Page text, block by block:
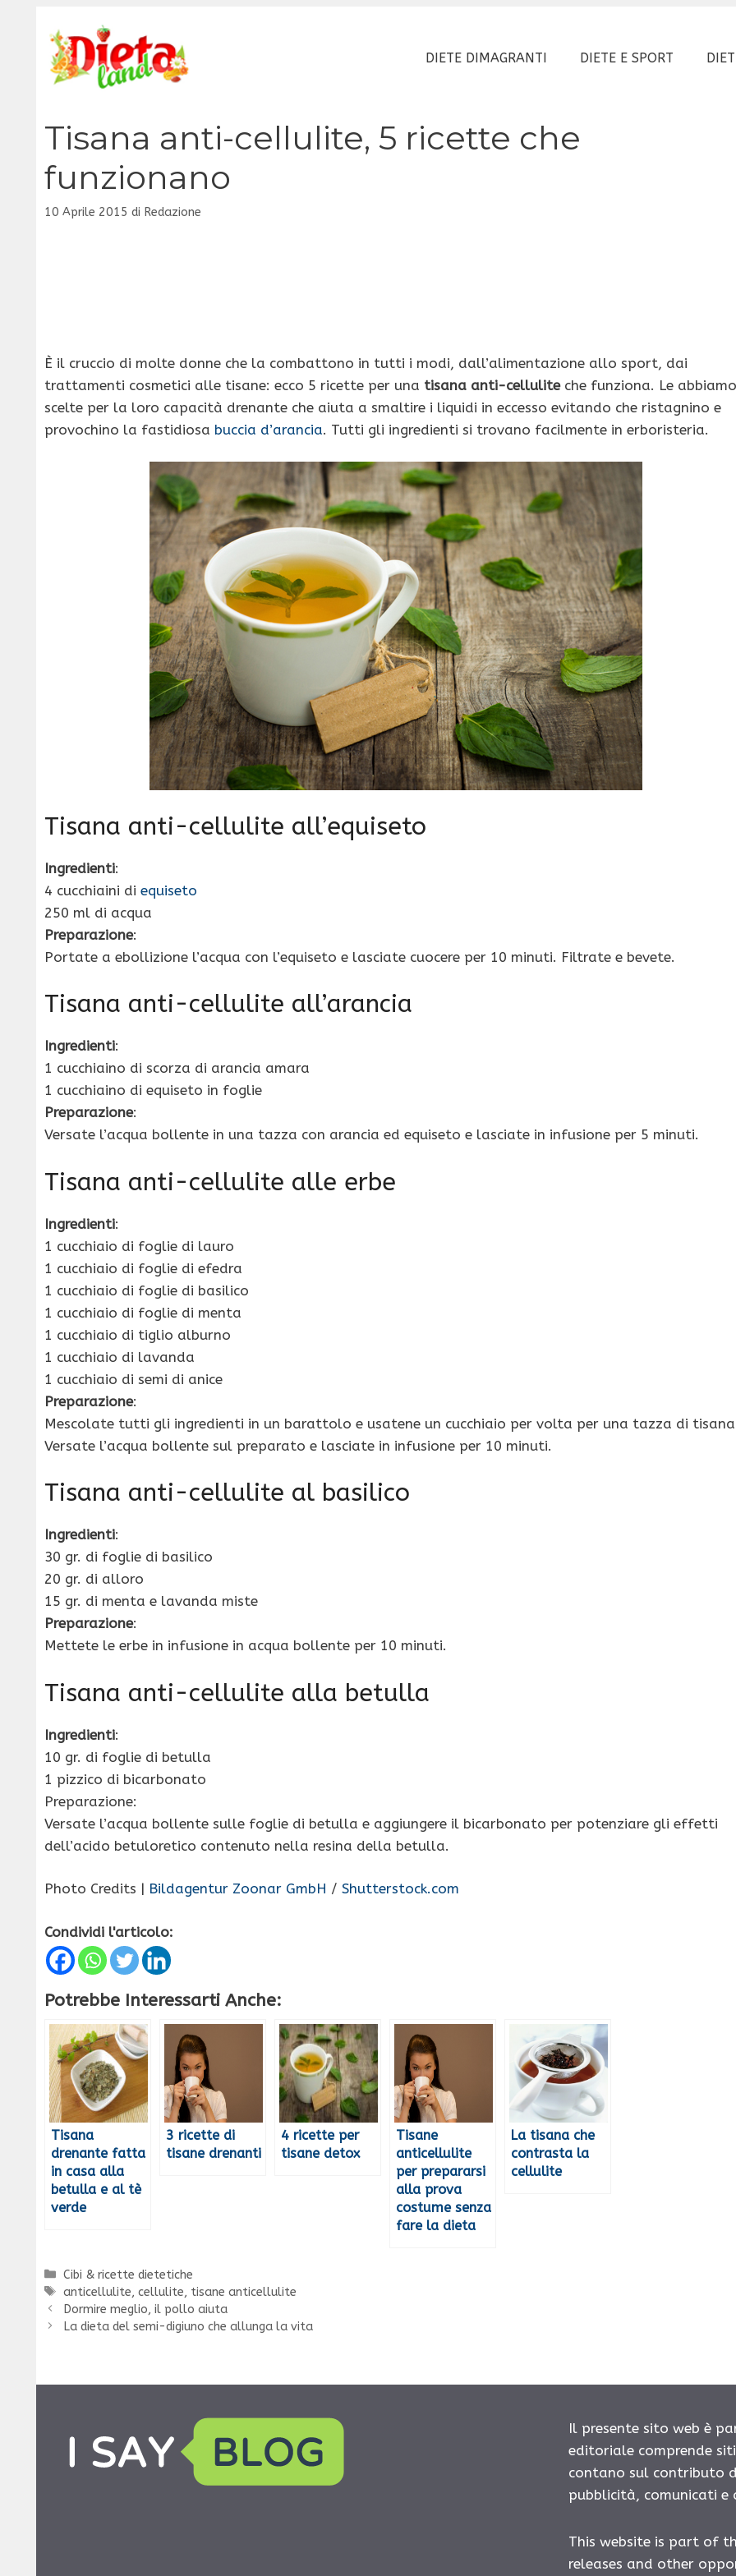
contenuto
DIETE DIMAGRANTI DIETE E SPORT
Tisana anti-cellulite, 5 ricette che
funzionano
10 Aprile 2015 di Redazione
È il cruccio di molte donne che la combattono in tutti i modi, dall’alimentazione allo sport, dai
trattamenti cosmetici alle tisane: ecco 5 ricette per una tisana anti-celluliteche funziona. Le abbiamo
scelte per la loro capacità drenante che aiuta a smaltire i liquidi in eccesso evitando che ristagnino e
provochino la fastidiosa buccia d’arancia. Tutti gli ingredienti si trovano facilmente in erboristeria.
Tisana anti-cellulite all’equiseto
Ingredienti:
4 cucchiaini di equiseto
250 ml di acqua
Preparazione:
Portate a ebollizione l’acqua con l’equiseto e lasciate cuocere per 10 minuti. Filtrate e bevete.
Tisana anti-cellulite all’arancia
Ingredienti:
1 cucchiaino di scorza di arancia amara
1 cucchiaino di equiseto in foglie
Preparazione:
Versate l’acqua bollente in una tazza con arancia ed equiseto e lasciate in infusione per 5 minuti.
Tisana anti-cellulite alle erbe
Ingredienti:
1 cucchiaio di foglie di lauro
1 cucchiaio di foglie di efedra
1 cucchiaio di foglie di basilico
1 cucchiaio di foglie di menta
1 cucchiaio di tiglio alburno
1 cucchiaio di lavanda
1 cucchiaio di semi di anice
Preparazione:
Mescolate tutti gli ingredienti in un barattolo e usatene un cucchiaio per volta per una tazza di
Versate l’acqua bollente sul preparato e lasciate in infusione per 10 minuti.
Tisana anti-cellulite al basilico
Ingredienti:
30 gr. di foglie di basilico
20 gr. di alloro
15 gr. di menta e lavanda miste
Preparazione:
Mettete le erbe in infusione in acqua bollente per 10 minuti.
Tisana anti-cellulite alla betulla
Ingredienti:
10 gr. di foglie di betulla
1 pizzico di bicarbonato
Preparazione:
Versate l’acqua bollente sulle foglie di betulla e aggiungere il bicarbonato per potenziare gli effetti
dell’acido betuloretico contenuto nella resina della betulla.
Photo Credits | Bildagentur Zoonar GmbH / Shutterstock.com
Condividi l'articolo:
Potrebbe Interessarti Anche:
Tisana
drenante fatta
in casa alla
betulla e al tè
verde
3 ricette di
tisane drenanti
4 ricette per
tisane detox
Tisane
anticellulite
per prepararsi
alla prova
costume senza
fare la dieta
La tisana che
contrasta la
cellulite
Categorie
Cibi & ricette dietetiche
Tag
anticellulite,cellulite, tisane anticellulite
Dormire meglio, il pollo aiuta
La dieta del semi-digiuno che allunga la vita
Il presente sito web è
editoriale comprende
contano sul contributo
pubblicità, comunicati
This website is part of
releases and other